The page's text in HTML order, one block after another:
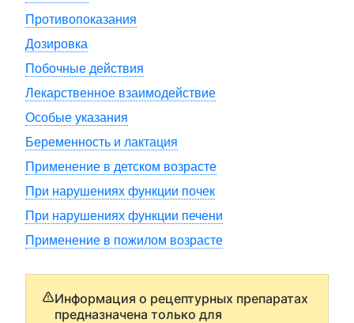
Противопоказания
Дозировка
Побочные действия
Лекарственное взаимодействие
Особые указания
Беременность и лактация
Применение в детском возрасте
При нарушениях функции почек
При нарушениях функции печени
Применение в пожилом возрасте
Информация о рецептурных препаратах
предназначена только для